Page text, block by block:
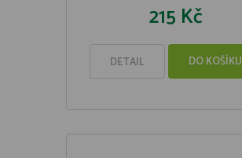
215 Kč
DETAIL DO KOŠÍKU